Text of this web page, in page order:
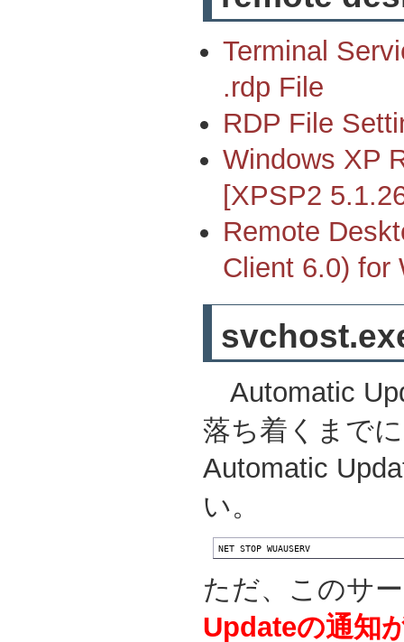
Terminal
.rdp File
RDP File
Windows XP
[XPSP2
Remote
Client 6.0) for
Automatic
落ち着くまで
Automatic
い。
NET STOP WUAUSERV
ただ、このサ
Updateの通知